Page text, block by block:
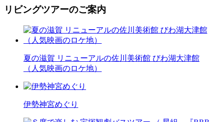
リビングツアーのご案内
夏の滋賀 リニューアルの佐川美術館 びわ湖大津館
（人気映画のロケ地）
伊勢神宮めぐり